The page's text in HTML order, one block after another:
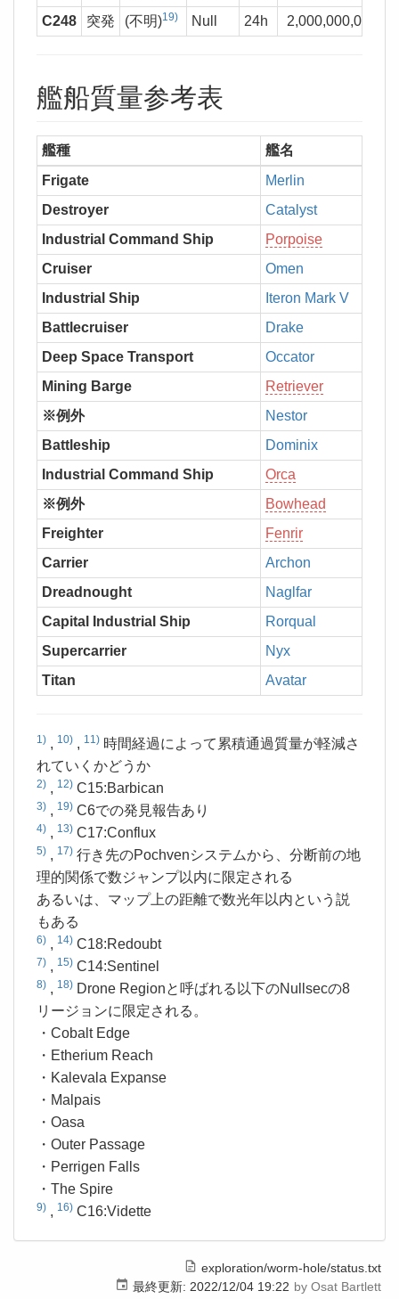
C248
突発 (不明)19) Null 24h 2,000,000,000 kg
艦船質量参考表
艦種 艦名
Frigate
Merlin
Destroyer
Catalyst
Industrial Command Ship
Porpoise
Cruiser
Omen
Industrial Ship
Iteron Mark V
Battlecruiser
Drake
Deep Space Transport
Occator
Mining Barge
Retriever
※例外
Nestor
Battleship
Dominix
Industrial Command Ship
Orca
※例外
Bowhead
Freighter
Fenrir
Carrier
Archon
Dreadnought
Naglfar
Capital Industrial Ship
Rorqual
Supercarrier
Nyx
Titan
Avatar
1) , 10) , 11) 時間経過によって累積通過質量が軽減さ
れていくかどうか
2) , 12) C15:Barbican
3) , 19) C6での発見報告あり
4) , 13) C17:Conflux
5) , 17) 行き先のPochvenシステムから、分断前の地
理的関係で数ジャンプ以内に限定される
あるいは、マップ上の距離で数光年以内という説
もある
6) , 14) C18:Redoubt
7) , 15) C14:Sentinel
8) , 18) Drone Regionと呼ばれる以下のNullsecの8
リージョンに限定される。
・Cobalt Edge
・Etherium Reach
・Kalevala Expanse
・Malpais
・Oasa
・Outer Passage
・Perrigen Falls
・The Spire
9) , 16) C16:Vidette
exploration/worm-hole/status.txt
最終更新: 2022/12/04 19:22 by Osat Bartlett